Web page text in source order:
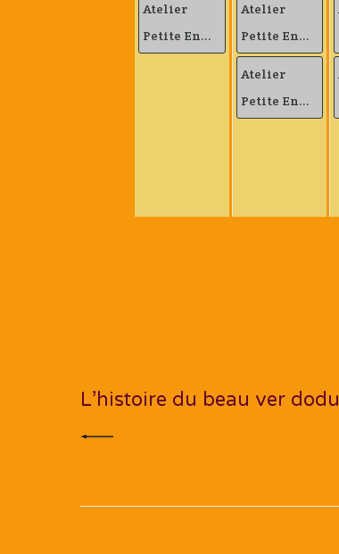
Atelier
Petite En...
Atelier
Petite En...
Atelier
Petite En...
l’article
L’histoire du beau ver dodu